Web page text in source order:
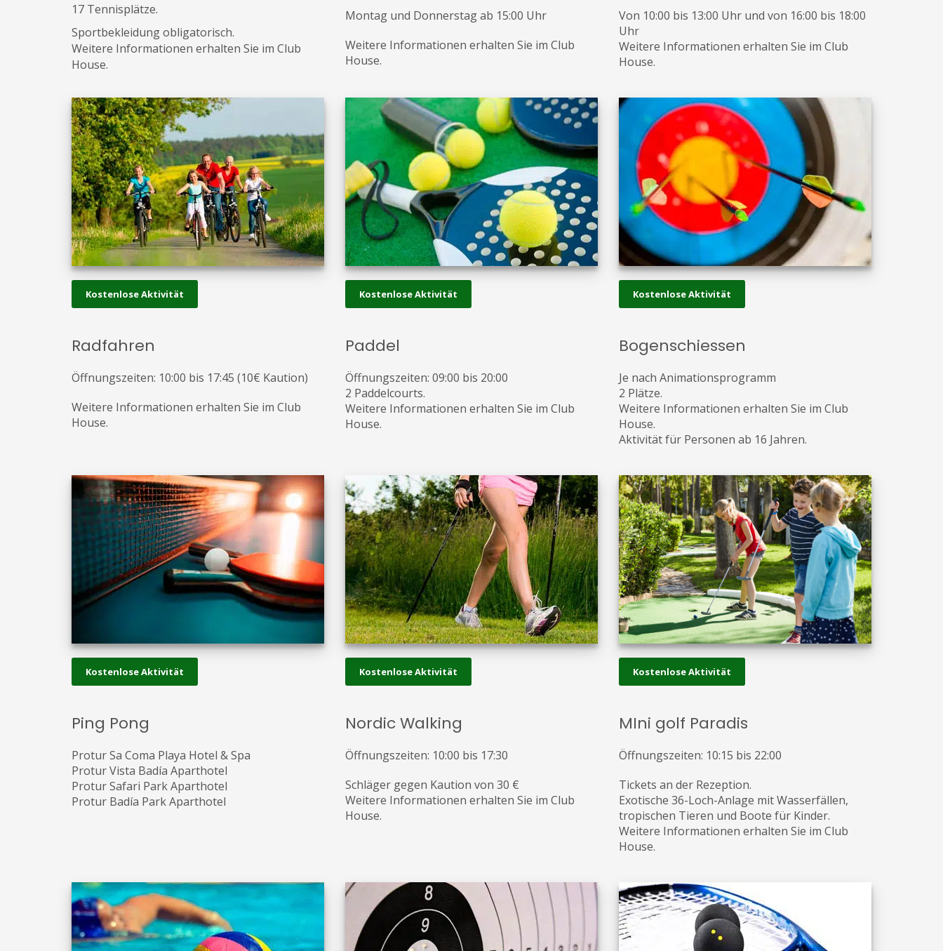
17 Tennisplätze.
Sportbekleidung obligatorisch.
Weitere Informationen erhalten Sie im Club
House.
Montag und Donnerstag ab 15:00 Uhr
Weitere Informationen erhalten Sie im Club
House.
Von 10:00 bis 13:00 Uhr und von 16:00 bis 18:00
Uhr
Weitere Informationen erhalten Sie im Club
House.
Kostenlose Aktivität
Radfahren
Öffnungszeiten: 10:00 bis 17:45 (10€ Kaution)
Weitere Informationen erhalten Sie im Club
House.
Kostenlose Aktivität
Paddel
Öffnungszeiten: 09:00 bis 20:00
2 Paddelcourts.
Weitere Informationen erhalten Sie im Club
House.
Kostenlose Aktivität
Bogenschiessen
Je nach Animationsprogramm
2 Plätze.
Weitere Informationen erhalten Sie im Club
House.
Aktivität für Personen ab 16 Jahren.
Kostenlose Aktivität
Ping Pong
Protur Sa Coma Playa Hotel & Spa
Protur Vista Badía Aparthotel
Protur Safari Park Aparthotel
Protur Badía Park Aparthotel
Kostenlose Aktivität
Nordic Walking
Öffnungszeiten: 10:00 bis 17:30
Schläger gegen Kaution von 30 €
Weitere Informationen erhalten Sie im Club
House.
Kostenlose Aktivität
MIni golf Paradis
Öffnungszeiten: 10:15 bis 22:00
Tickets an der Rezeption.
Exotische 36-Loch-Anlage mit Wasserfällen,
tropischen Tieren und Boote für Kinder.
Weitere Informationen erhalten Sie im Club
House.